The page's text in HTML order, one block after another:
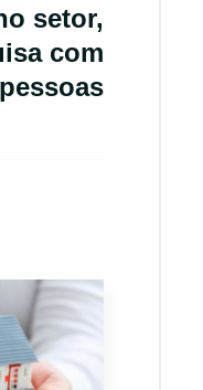
setor,
com